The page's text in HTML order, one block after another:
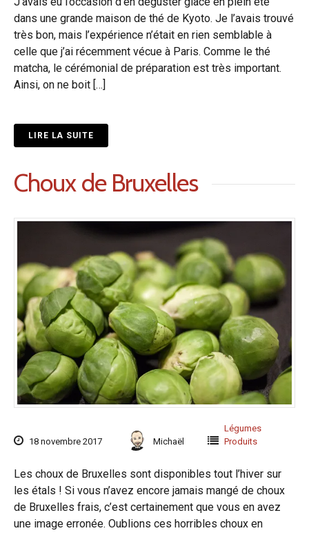
dans une grande maison de thé de Kyoto. Je l’avais trouvé
très bon, mais l’expérience n’était en rien semblable à
celle que j’ai récemment vécue à Paris. Comme le thé
matcha, le cérémonial de préparation est très important.
Ainsi, on ne boit […]
LIRE LA SUITE
Choux de Bruxelles
18 novembre 2017 Michaël
Légumes
Produits
Les choux de Bruxelles sont disponibles tout l’hiver sur
les étals ! Si vous n’avez encore jamais mangé de choux
de Bruxelles frais, c’est certainement que vous en avez
une image erronée. Oublions ces horribles choux en